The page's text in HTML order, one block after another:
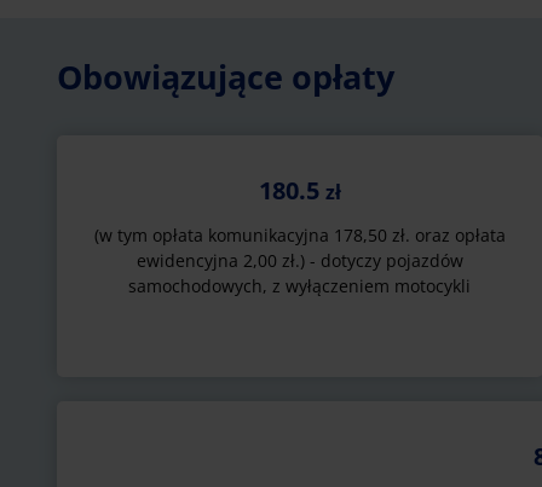
Obowiązujące opłaty
180.5 zł
(w tym opłata komunikacyjna 178,50 zł. oraz opłata
ewidencyjna 2,00 zł.) - dotyczy pojazdów
samochodowych, z wyłączeniem motocykli